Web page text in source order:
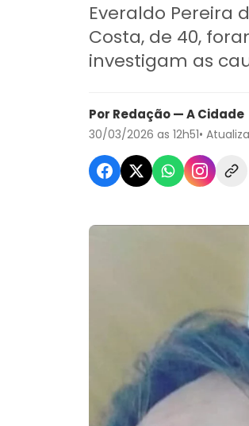
Everaldo Pereira
Costa, de 40,
investigam as
Por Redação — A Cidade
30/03/2026 as 12h51•